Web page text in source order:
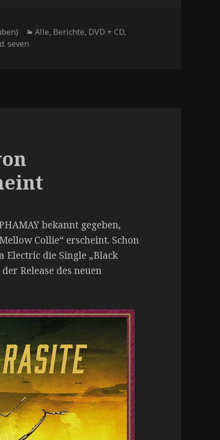
Kategorien
Alle, Berichte, DVD + CD,
seven
bekannt gegeben,
Collie“ erscheint. Schon
Electric die Single „Black
Release des neuen